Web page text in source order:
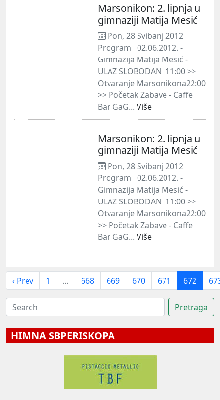
Marsonikon: 2. lipnja u
gimnaziji Matija Mesić
Pon, 28 Svibanj 2012
Program 02.06.2012. -
Gimnazija Matija Mesić -
ULAZ SLOBODAN 11:00 >>
Otvaranje Marsonikona22:00
>> Početak Zabave - Caffe
Bar GaG... Više
Marsonikon: 2. lipnja u
gimnaziji Matija Mesić
Pon, 28 Svibanj 2012
Program 02.06.2012. -
Gimnazija Matija Mesić -
ULAZ SLOBODAN 11:00 >>
Otvaranje Marsonikona22:00
>> Početak Zabave - Caffe
Bar GaG... Više
‹ Prev 1 … 668 669 670 671 672
HIMNA SBPERISKOPA